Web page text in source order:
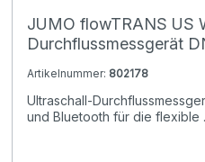
JUMO flowTRANS US
Durchflussmessgerät
Artikelnummer: 802178
Ultraschall-
und Bluetooth für die flexible